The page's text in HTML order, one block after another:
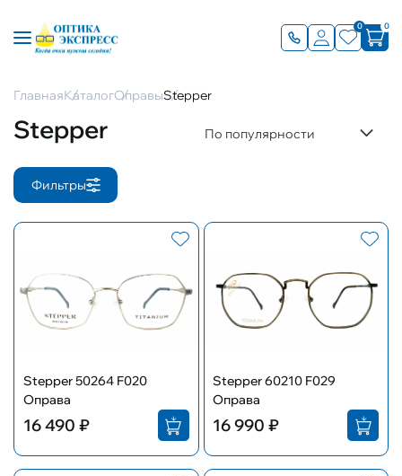
0 0
ГлавнаяКаталогОправыStepper
Stepper По популярности
Фильтры
Stepper 50264 F020
Оправа
16 490 ₽
Stepper 60210 F029
Оправа
16 990 ₽